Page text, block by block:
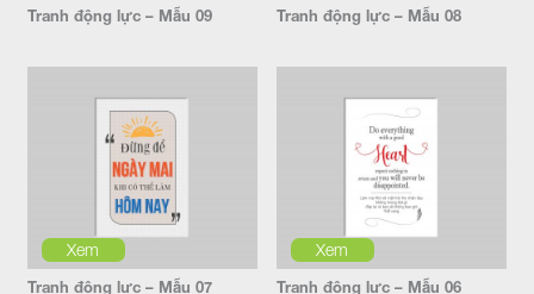
Tranh động lực – Mẫu 09 Tranh động lực – Mẫu 08
Xem
Tranh động lực – Mẫu 07
Xem
Tranh động lực – Mẫu 06